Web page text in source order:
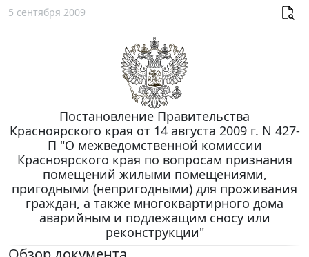
5 сентября 2009
Постановление Правительства
Красноярского края от 14 августа 2009 г. N 427-
П "О межведомственной комиссии
Красноярского края по вопросам признания
помещений жилыми помещениями,
пригодными (непригодными) для проживания
граждан, а также многоквартирного дома
аварийным и подлежащим сносу или
реконструкции"